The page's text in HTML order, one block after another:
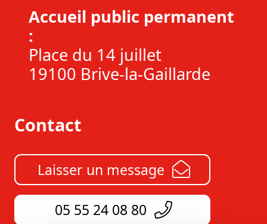
Accueil public permanent
:
Place du 14 juillet
19100 Brive-la-Gaillarde
Contact
Laisser un message
05 55 24 08 80